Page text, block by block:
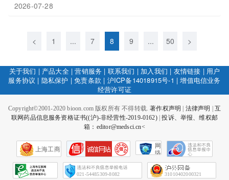
2026-07-28
< 1 ... 7 8 9 ... 50 >
关于我们 | 产品大全|营销服务 | 联系我们 | 加入我们 | 友情链接 | 用户
服务协议 | 隐私保护 |免责条款 | 沪ICP备14018915号-1 |增值电信业务
经营许可证
Copyright©2001-2020 bioon.com 版权所有 不得转载.著作权声明 法律声明
互
联网药品信息服务资格证书((沪)-非经营性-2019-0162)|投诉、举报、维权邮
箱：editor@medsci.cn<
上海工商
网
络
会
征
021-54485309-8082 31010402000321